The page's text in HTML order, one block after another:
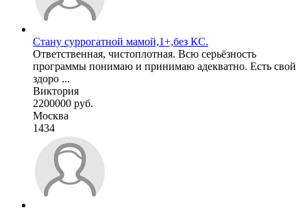
Стану суррогатной мамой,1+,без КС.
Ответственная, чистоплотная. Всю серьёзность
программы понимаю и принимаю адекватно. Есть свой
здоро ...
Виктория
2200000 руб.
Москва
1434